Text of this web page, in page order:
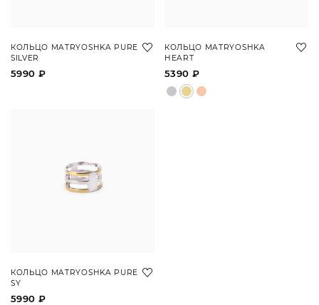
КОЛЬЦО MATRYOSHKA PURE
SILVER
5990 ₽
КОЛЬЦО MATRYOSHKA
HEART
5390 ₽
КОЛЬЦО MATRYOSHKA PURE
SY
5990 ₽